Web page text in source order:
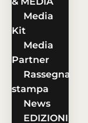
Media
Kit
Media
Partner
Rassegna
stampa
News
EDIZIONI